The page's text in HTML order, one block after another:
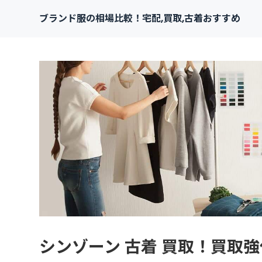
ブランド服の相場比較！宅配,買取,古着おすすめ
シンゾーン 古着 買取！買取